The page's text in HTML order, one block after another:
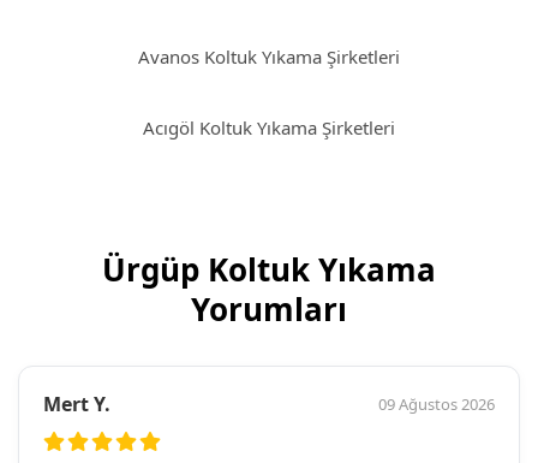
Avanos Koltuk Yıkama Şirketleri
Acıgöl Koltuk Yıkama Şirketleri
Ürgüp Koltuk Yıkama
Yorumları
Mert Y. 09 Ağustos 2026